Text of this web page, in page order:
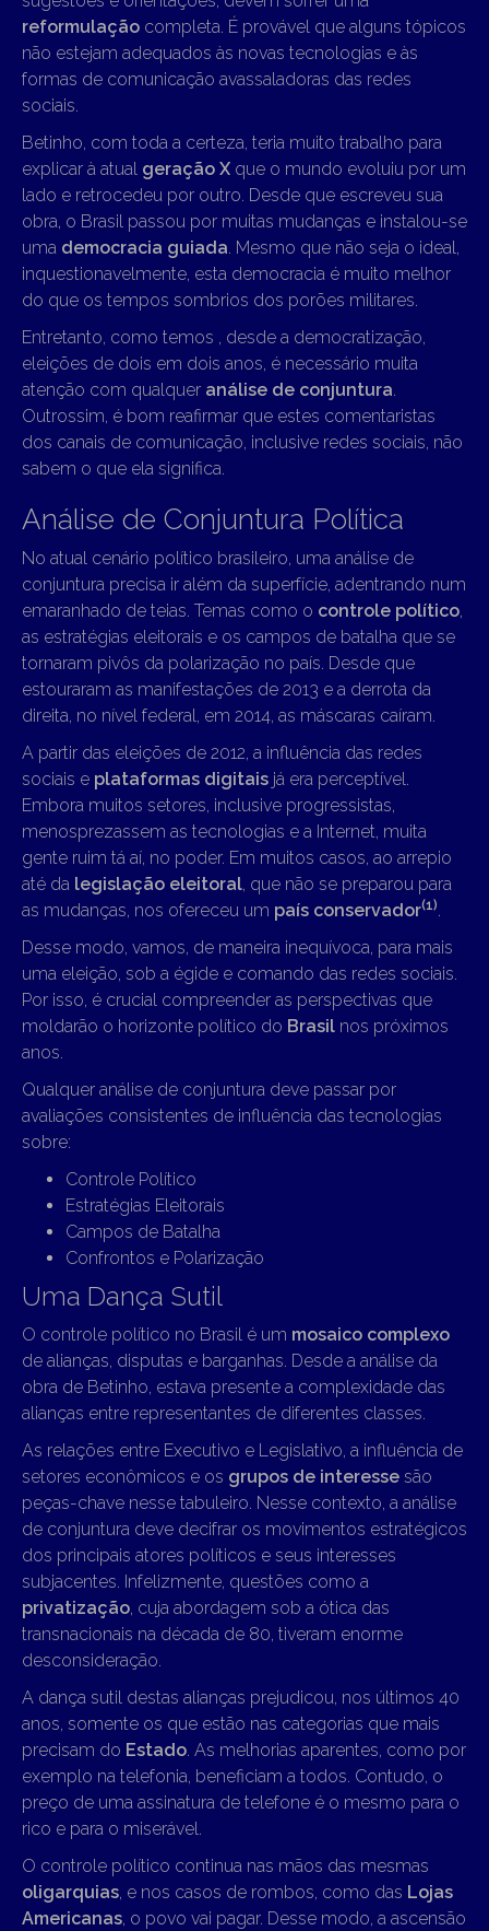
reformulação completa. É provável que alguns tópicos
não estejam adequados às novas tecnologias e às
formas de comunicação avassaladoras das redes
sociais.
Betinho, com toda a certeza, teria muito trabalho para
explicar à atual geração X que o mundo evoluiu por um
lado e retrocedeu por outro. Desde que escreveu sua
obra, o Brasil passou por muitas mudanças e instalou-se
uma democracia guiada. Mesmo que não seja o ideal,
inquestionavelmente, esta democracia é muito melhor
do que os tempos sombrios dos porões militares.
Entretanto, como temos , desde a democratização,
eleições de dois em dois anos, é necessário muita
atenção com qualquer análise de conjuntura.
Outrossim, é bom reafirmar que estes comentaristas
dos canais de comunicação, inclusive redes sociais, não
sabem o que ela significa.
Análise de Conjuntura Política
No atual cenário político brasileiro, uma análise de
conjuntura precisa ir além da superfície, adentrando num
emaranhado de teias. Temas como o controle político,
as estratégias eleitorais e os campos de batalha que se
tornaram pivôs da polarização no país. Desde que
estouraram as manifestações de 2013 e a derrota da
direita, no nível federal, em 2014, as máscaras caíram.
A partir das eleições de 2012, a influência das redes
sociais e plataformas digitais já era perceptível.
Embora muitos setores, inclusive progressistas,
menosprezassem as tecnologias e a Internet, muita
gente ruim tá aí, no poder. Em muitos casos, ao arrepio
até da legislação eleitoral, que não se preparou para
as mudanças, nos ofereceu um país conservador(1).
Desse modo, vamos, de maneira inequívoca, para mais
uma eleição, sob a égide e comando das redes sociais.
Por isso, é crucial compreender as perspectivas que
moldarão o horizonte político do Brasil nos próximos
anos.
Qualquer análise de conjuntura deve passar por
avaliações consistentes de influência das tecnologias
sobre:
Controle Político
Estratégias Eleitorais
Campos de Batalha
Confrontos e Polarização
Uma Dança Sutil
O controle político no Brasil é um mosaico complexo
de alianças, disputas e barganhas. Desde a análise da
obra de Betinho, estava presente a complexidade das
alianças entre representantes de diferentes classes.
As relações entre Executivo e Legislativo, a influência de
setores econômicos e os grupos de interesse são
peças-chave nesse tabuleiro. Nesse contexto, a análise
de conjuntura deve decifrar os movimentos estratégicos
dos principais atores políticos e seus interesses
subjacentes. Infelizmente, questões como a
privatização, cuja abordagem sob a ótica das
transnacionais na década de 80, tiveram enorme
desconsideração.
A dança sutil destas alianças prejudicou, nos últimos 40
anos, somente os que estão nas categorias que mais
precisam do Estado. As melhorias aparentes, como por
exemplo na telefonia, beneficiam a todos. Contudo, o
preço de uma assinatura de telefone é o mesmo para o
rico e para o miserável.
O controle político continua nas mãos das mesmas
oligarquias, e nos casos de rombos, como das Lojas
Americanas, o povo vai pagar. Desse modo, a ascensão